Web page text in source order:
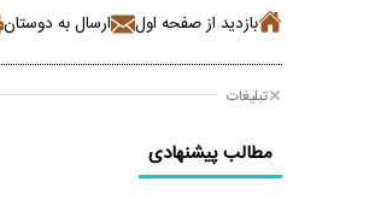
بازدید از صفحه اول ارسال به دوستان
تبلیغات
مطالب پیشنهادی